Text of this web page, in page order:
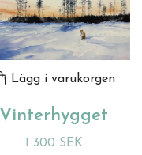
Lägg i varukorgen
Vinterhygget
1 300 SEK